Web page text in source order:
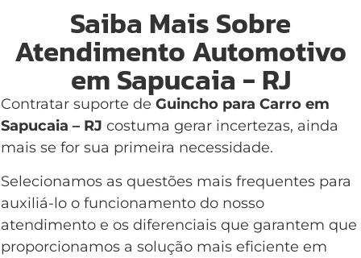
Saiba Mais Sobre
Atendimento Automotivo
em Sapucaia - RJ
Contratar suporte de Guincho para Carro em
Sapucaia – RJ costuma gerar incertezas, ainda
mais se for sua primeira necessidade.
Selecionamos as questões mais frequentes para
auxiliá-lo o funcionamento do nosso
atendimento e os diferenciais que garantem que
proporcionamos a solução mais eficiente em